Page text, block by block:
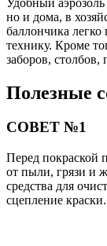
но и дома, в
баллончика
технику. Кроме
заборов, столбов,
Полезные
СОВЕТ №1
Перед покраской
от пыли, грязи и
средства для
сцепление краски.